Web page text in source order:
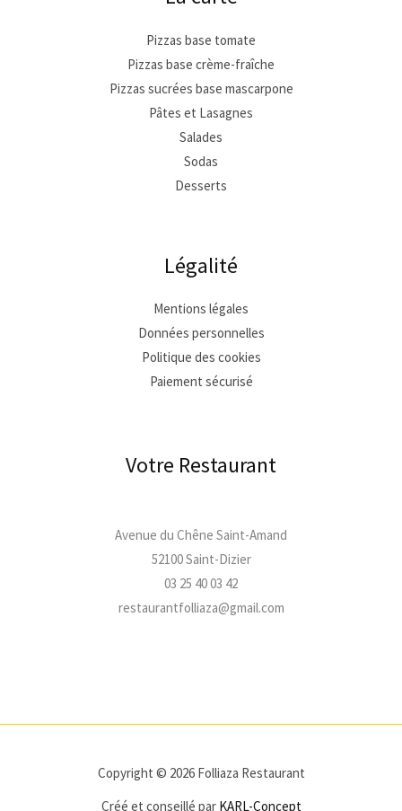
Pizzas base tomate
Pizzas base crème-fraîche
Pizzas sucrées base mascarpone
Pâtes et Lasagnes
Salades
Sodas
Desserts
Légalité
Mentions légales
Données personnelles
Politique des cookies
Paiement sécurisé
Votre Restaurant
Avenue du Chêne Saint-Amand
52100 Saint-Dizier
03 25 40 03 42
restaurantfolliaza@gmail.com
Copyright © 2026 Folliaza Restaurant
Créé et conseillé par KARL-Concept